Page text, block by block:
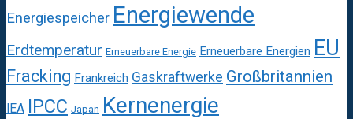
Energiespeicher Energiewende
Erdtemperatur Erneuerbare Energie Erneuerbare Energien EU
Fracking Frankreich Gaskraftwerke Großbritannien
IEA IPCC Japan Kernenergie